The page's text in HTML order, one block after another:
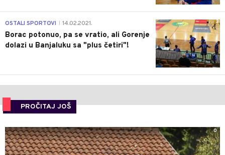
3
OSTALI SPORTOVI 14.02.2021.
Borac potonuo, pa se vratio, ali Gorenje
dolazi u Banjaluku sa "plus četiri"!
PROČITAJ JOŠ
0